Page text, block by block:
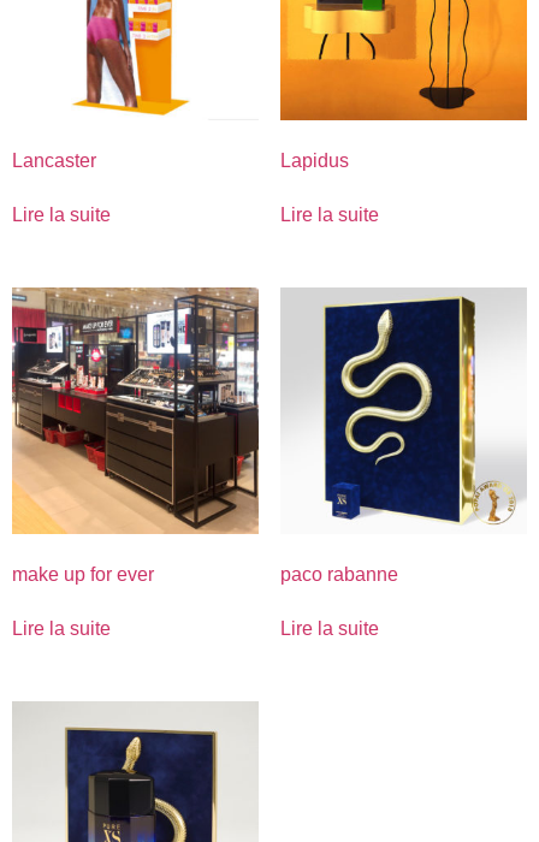
Lancaster
Lire la suite
Lapidus
Lire la suite
make up for ever
Lire la suite
paco rabanne
Lire la suite